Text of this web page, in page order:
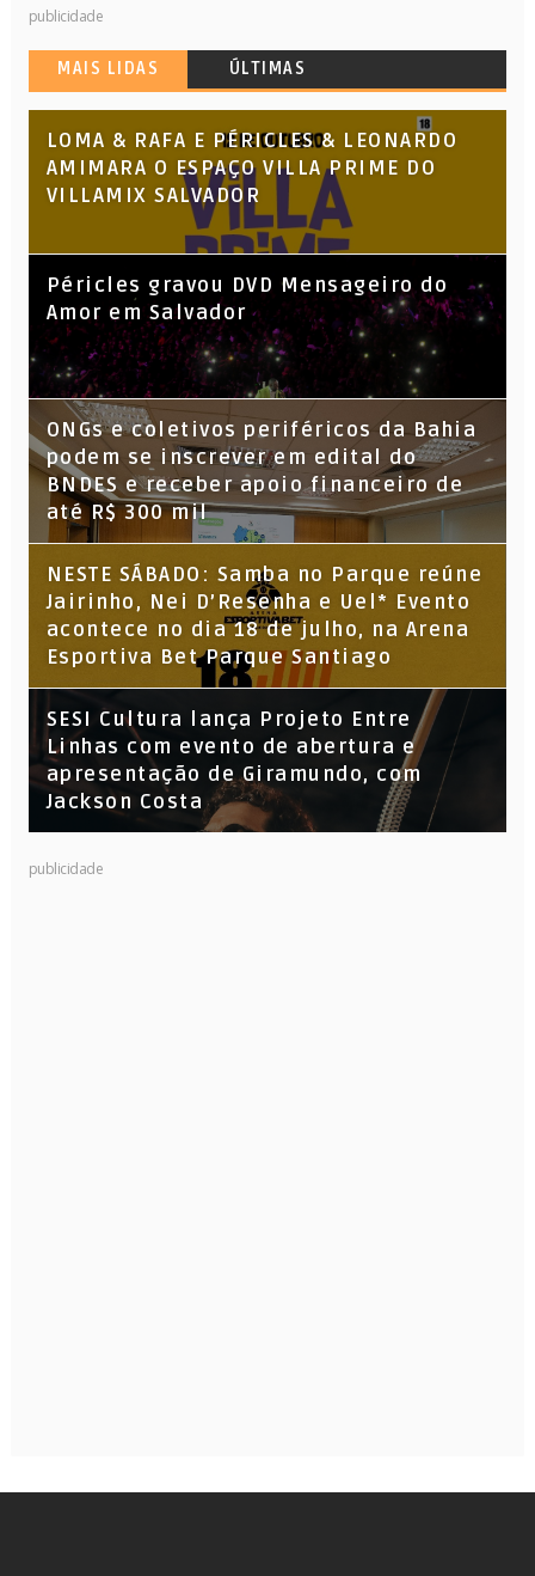
publicidade
MAIS LIDAS ÚLTIMAS
LOMA & RAFA E PÉRICLES & LEONARDO
AMIMARA O ESPAÇO VILLA PRIME DO
VILLAMIX SALVADOR
Péricles gravou DVD Mensageiro do
Amor em Salvador
ONGs e coletivos periféricos da Bahia
podem se inscrever em edital do
BNDES e receber apoio financeiro de
até R$ 300 mil
NESTE SÁBADO: Samba no Parque reúne
Jairinho, Nei D’Resenha e Uel* Evento
acontece no dia 18 de julho, na Arena
Esportiva Bet Parque Santiago
SESI Cultura lança Projeto Entre
Linhas com evento de abertura e
apresentação de Giramundo, com
Jackson Costa
publicidade